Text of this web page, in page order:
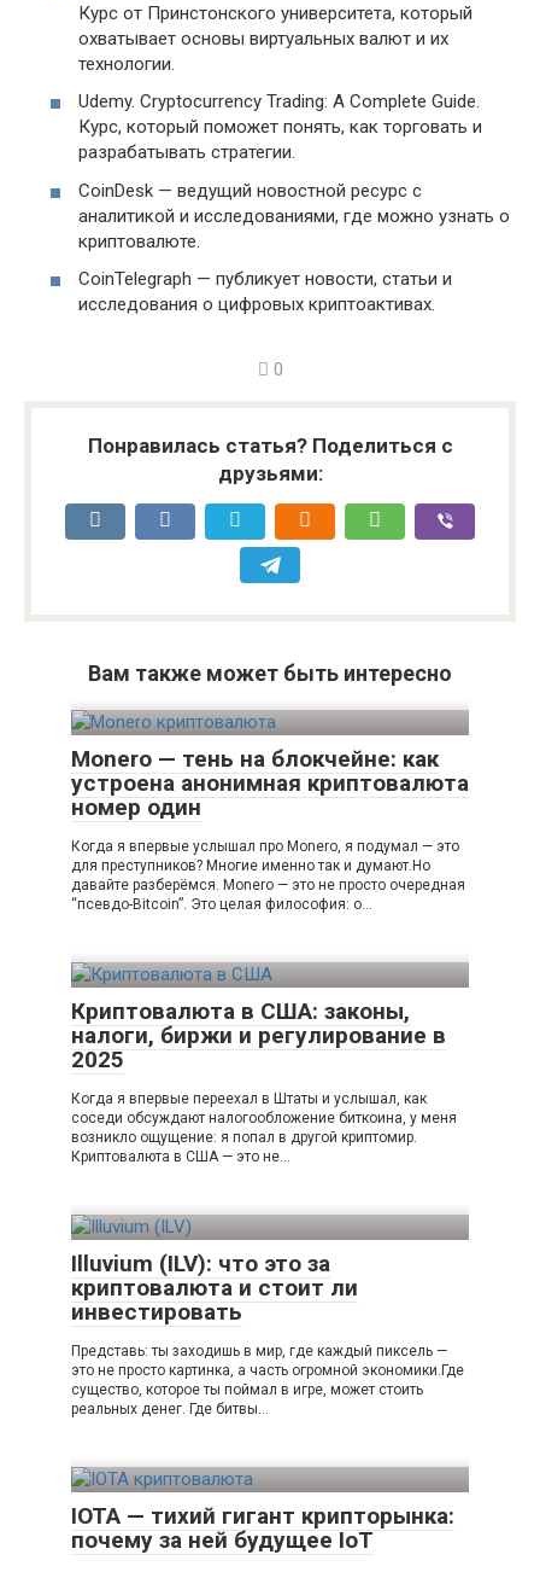
Курс от Принстонского университета, который
охватывает основы виртуальных валют и их
технологии.
Udemy. Cryptocurrency Trading: A Complete Guide.
Курс, который поможет понять, как торговать и
разрабатывать стратегии.
CoinDesk — ведущий новостной ресурс с
аналитикой и исследованиями, где можно узнать о
криптовалюте.
CoinTelegraph — публикует новости, статьи и
исследования о цифровых криптоактивах.
0
Понравилась статья? Поделиться с
друзьями:
Вам также может быть интересно
Monero — тень на блокчейне: как
устроена анонимная криптовалюта
номер один
Когда я впервые услышал про Monero, я подумал — это
для преступников? Многие именно так и думают.Но
давайте разберёмся. Monero — это не просто очередная
“псевдо-Bitcoin”. Это целая философия: о…
Криптовалюта в США: законы,
налоги, биржи и регулирование в
2025
Когда я впервые переехал в Штаты и услышал, как
соседи обсуждают налогообложение биткоина, у меня
возникло ощущение: я попал в другой криптомир.
Криптовалюта в США — это не…
Illuvium (ILV): что это за
криптовалюта и стоит ли
инвестировать
Представь: ты заходишь в мир, где каждый пиксель —
это не просто картинка, а часть огромной экономики.Где
существо, которое ты поймал в игре, может стоить
реальных денег. Где битвы…
IOTA — тихий гигант крипторынка:
почему за ней будущее IoT